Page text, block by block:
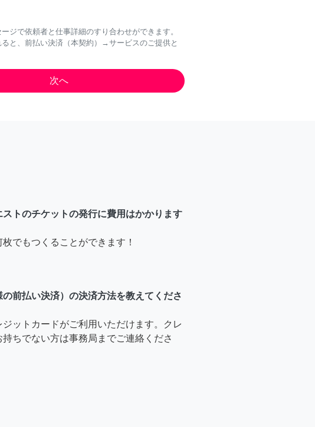
ジで依頼者と仕事詳細のすり合わせができます。
と、前払い決済（本契約）→サービスのご提供と
トのチケットの発行に費用はかかります
でもつくることができます！
前払い決済）の決済方法を教えてくださ
ットカードがご利用いただけます。クレ
ちでない方は事務局までご連絡くださ